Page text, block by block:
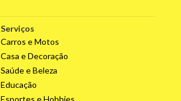
Serviços
Carros e Motos
Casa e Decoração
Saúde e Beleza
Educação
Esportes e Hobbies